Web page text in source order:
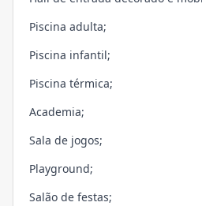
Piscina adulta;
Piscina infantil;
Piscina térmica;
Academia;
Sala de jogos;
Playground;
Salão de festas;